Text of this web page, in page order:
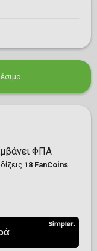
ΦΠΑ
18 FanCoins